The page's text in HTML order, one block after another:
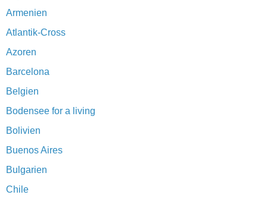
Armenien
Atlantik-Cross
Azoren
Barcelona
Belgien
Bodensee for a living
Bolivien
Buenos Aires
Bulgarien
Chile